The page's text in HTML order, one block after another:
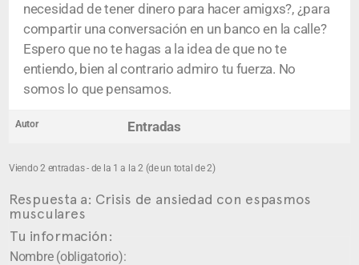
necesidad de tener dinero para hacer amigxs?, ¿para
compartir una conversación en un banco en la calle?
Espero que no te hagas a la idea de que no te
entiendo, bien al contrario admiro tu fuerza. No
somos lo que pensamos.
Autor Entradas
Viendo 2 entradas - de la 1 a la 2 (de un total de 2)
Respuesta a: Crisis de ansiedad con espasmos
musculares
Tu información:
Nombre (obligatorio):